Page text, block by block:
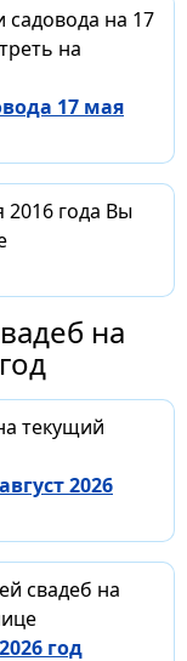
на 17
на
17 мая
2016 года Вы
на
текущий
2026
свадеб на
год